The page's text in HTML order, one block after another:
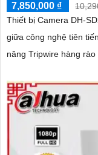
7,850,000 ₫
Thiết bị Camera DH-
giữa công nghệ tiên tiến
năng Tripwire hàng